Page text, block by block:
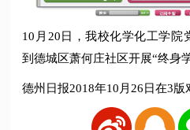
10月20日，我校化学化工学院
到德城区萧何庄社区开展“终身
德州日报2018年10月26日在3版